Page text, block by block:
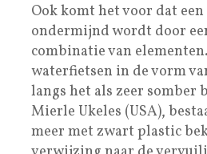
Ook komt het voor dat
ondermijnd wordt door
combinatie van
waterfietsen in de vorm
langs het als zeer somber
Mierle Ukeles (USA),
meer met zwart plastic